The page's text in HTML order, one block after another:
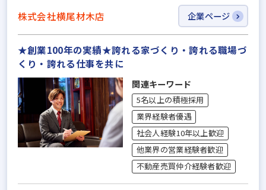
株式会社横尾材木店 企業ページ
★創業100年の実績★誇れる家づくり・誇れる職場づ
くり・誇れる仕事を共に
関連キーワード
5名以上の積極採用
業界経験者優遇
社会人経験10年以上歓迎
他業界の営業経験者歓迎
不動産売買仲介経験者歓迎